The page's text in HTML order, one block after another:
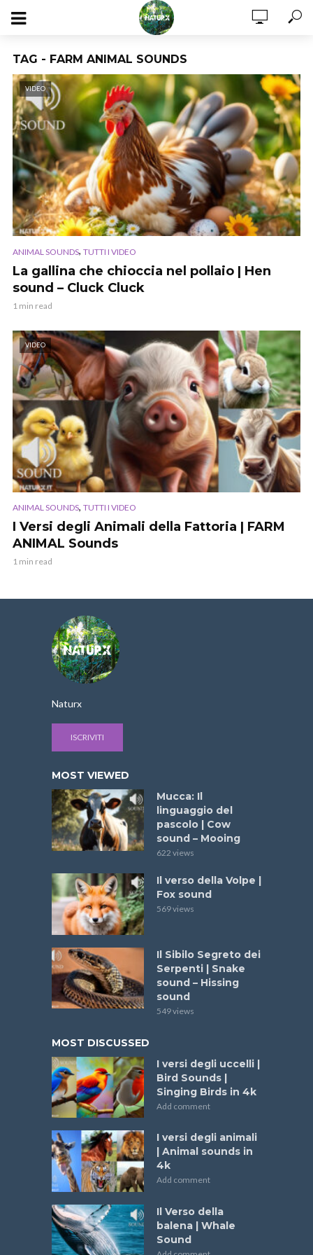
TAG - FARM ANIMAL SOUNDS
VIDEO
ANIMAL SOUNDS, TUTTI I VIDEO
La gallina che chioccia nel pollaio | Hen
sound – Cluck Cluck
1 min read
VIDEO
ANIMAL SOUNDS, TUTTI I VIDEO
I Versi degli Animali della Fattoria | FARM
ANIMAL Sounds
1 min read
Naturx
ISCRIVITI
MOST VIEWED
Mucca: Il
linguaggio del
pascolo | Cow
sound – Mooing
622 views
Il verso della Volpe |
Fox sound
569 views
Il Sibilo Segreto dei
Serpenti | Snake
sound – Hissing
sound
549 views
MOST DISCUSSED
I versi degli uccelli |
Bird Sounds |
Singing Birds in 4k
Add comment
I versi degli animali
| Animal sounds in
4k
Add comment
Il Verso della
balena | Whale
Sound